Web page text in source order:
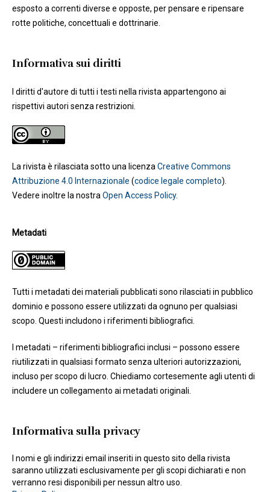
esposto a correnti diverse e opposte, per pensare e ripensare
rotte politiche, concettuali e dottrinarie.
Informativa sui diritti
I diritti d'autore di tutti i testi nella rivista appartengono ai
rispettivi autori senza restrizioni.
La rivista è rilasciata sotto una licenzaCreative Commons
Attribuzione 4.0 Internazionale (codice legale completo).
Vedere inoltre la nostraOpen Access Policy.
Metadati
Tutti i metadati dei materiali pubblicati sono rilasciati in pubblico
dominio e possono essere utilizzati da ognuno per qualsiasi
scopo. Questi includono i riferimenti bibliografici.
I metadati – riferimenti bibliografici inclusi – possono essere
riutilizzati in qualsiasi formato senza ulteriori autorizzazioni,
incluso per scopo di lucro. Chiediamo cortesemente agli utenti di
includere un collegamento ai metadati originali.
Informativa sulla privacy
I nomi e gli indirizzi email inseriti in questo sito della rivista
saranno utilizzati esclusivamente per gli scopi dichiarati e non
verranno resi disponibili per nessun altro uso.